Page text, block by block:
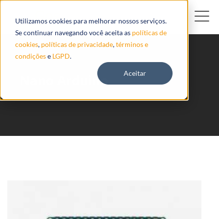
Utilizamos cookies para melhorar nossos serviços.
Se continuar navegando você aceita as políticas de
cookies, políticas de privacidade,términos e
condiçõese LGPD.
Aceitar
Nano Arduino